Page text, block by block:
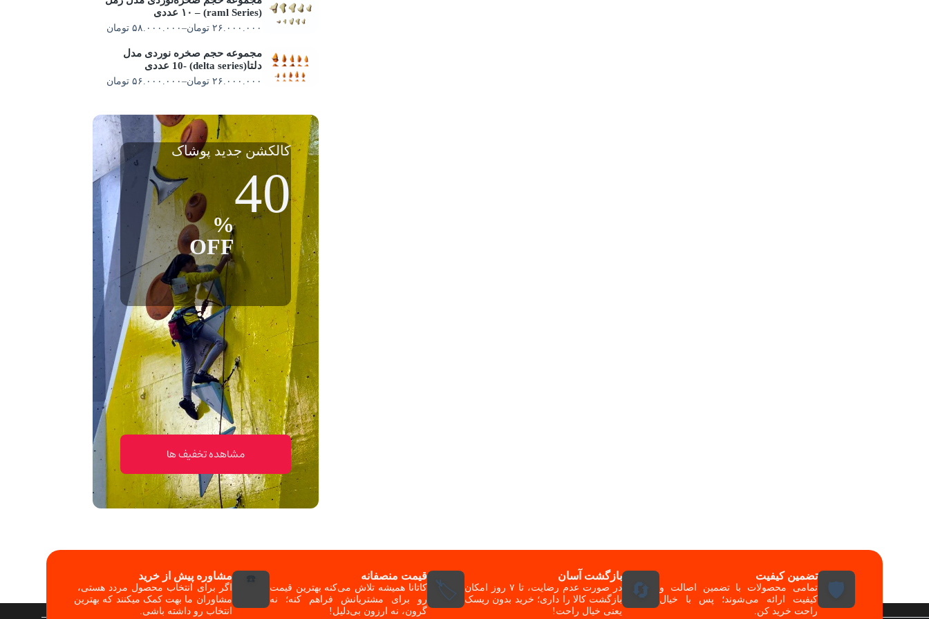
(raml Series) – ۱۰ عددی
۲۶.۰۰۰.۰۰۰ تومان–۵۸.۰۰۰.۰۰۰ تومان
مجموعه حجم صخره نوردی مدل
دلتا(delta series) -10 عددی
۲۶.۰۰۰.۰۰۰ تومان–۵۶.۰۰۰.۰۰۰ تومان
کالکشن جدید پوشاک
40
%
OFF
مشاهده تخفیف ها
🛡️
تضمین کیفیت
تمامی محصولات با تضمین اصالت و
کیفیت ارائه می‌شوند؛ پس با خیال
راحت خرید کن.
🔄
بازگشت آسان
در صورت عدم رضایت، تا ۷ روز امکان
بازگشت کالا را داری؛ خرید بدون ریسک
یعنی خیال راحت!
🏷️
قیمت منصفانه
کاتانا همیشه تلاش می‌کنه بهترین قیمت
رو برای مشتریانش فراهم کنه؛ نه
گرون، نه ارزون بی‌دلیل!
☎️ مشاوره پیش از خرید
اگر برای انتخاب محصول مردد هستی،
مشاوران ما بهت کمک میکنند که بهترین
انتخاب رو داشته باشی.